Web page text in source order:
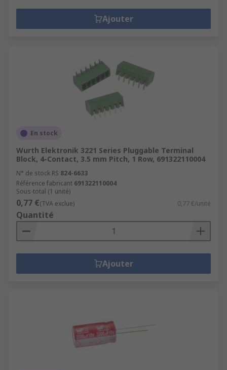
Ajouter
En stock
Wurth Elektronik 3221 Series Pluggable Terminal
Block, 4-Contact, 3.5 mm Pitch, 1 Row, 691322110004
N° de stock RS 824-6633
Référence fabricant 691322110004
Sous-total (1 unité)
0,77 €(TVA exclue) 0,77 €/unité
Quantité
Ajouter